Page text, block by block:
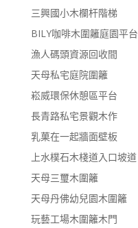
三興國小木欄杆階梯
BILY咖啡木圍籬庭園平台
漁人碼頭資源回收間
天母私宅庭院圍籬
崧威環保休憩區平台
長青路私宅景觀木作
乳菓在一起牆面壁板
上水樸石木棧道入口坡道
天母三璽木圍籬
天母丹佛幼兒園木圍籬
玩藝工場木圍籬木門